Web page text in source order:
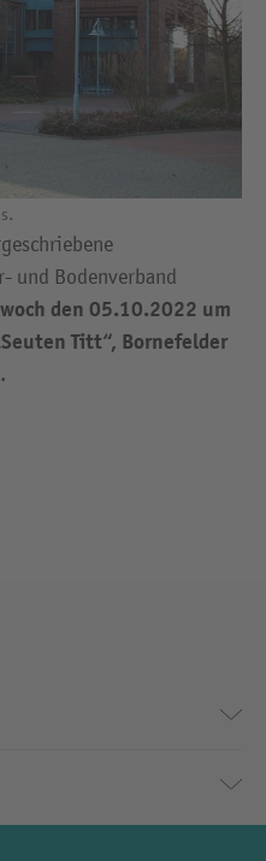
und Bodenverband
den 05.10.2022 um
Seuten Titt“, Bornefelder